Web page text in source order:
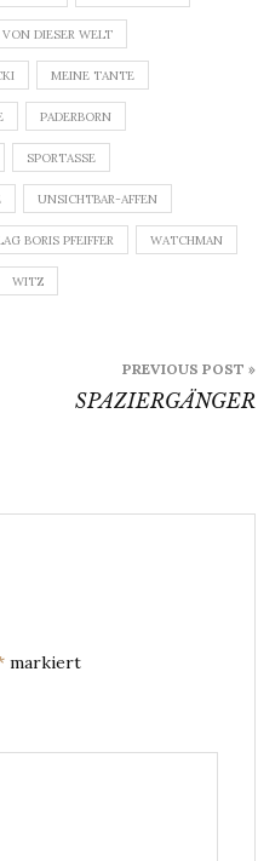
DIESER WELT
MEINE TANTE
PADERBORN
SPORTASSE
UNSICHTBAR-AFFEN
BORIS PFEIFFER WATCHMAN
WITZ
PREVIOUS POST »
SPAZIERGÄNGER
markiert